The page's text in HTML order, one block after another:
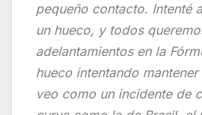
pequeño contacto. Intenté
un hueco, y todos
adelantamientos en la
hueco intentando
veo como un incidente de